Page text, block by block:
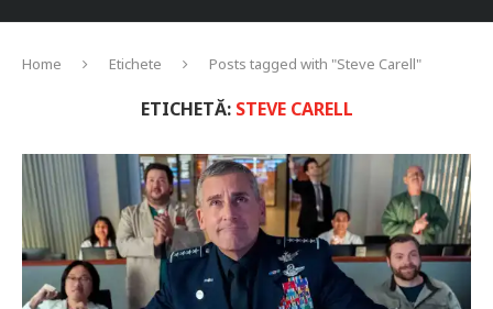
Home Etichete Posts tagged with "Steve Carell"
ETICHETĂ: STEVE CARELL